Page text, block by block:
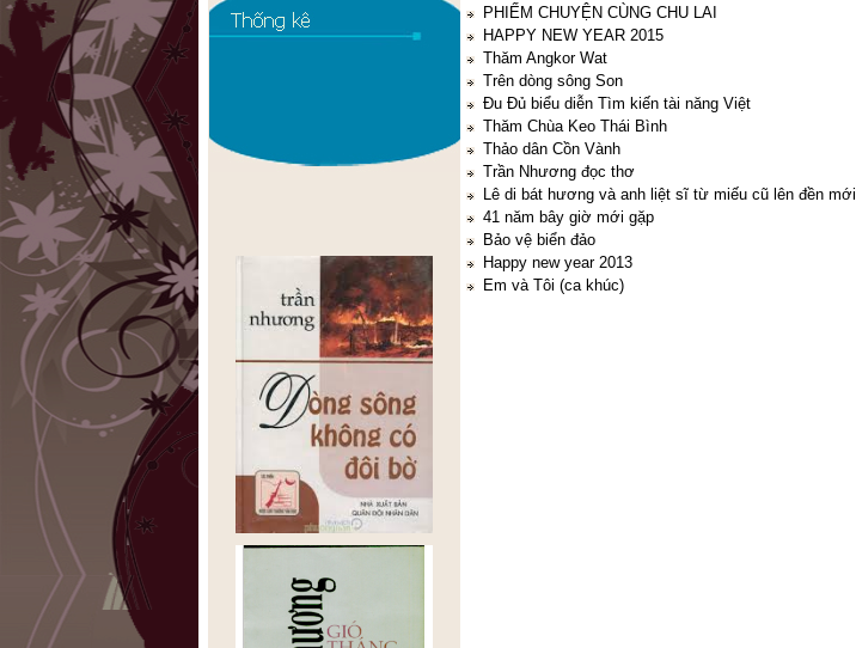
PHIẾM CHUYỆN CÙNG CHU LAI
HAPPY NEW YEAR 2015
Thăm Angkor Wat
Trên dòng sông Son
Đu Đủ biểu diễn Tìm kiến tài năng Việt
Thăm Chùa Keo Thái Bình
Thảo dân Cồn Vành
Trần Nhương đọc thơ
Lê di bát hương và anh liệt sĩ từ miếu cũ lên đền mới
41 năm bây giờ mới gặp
Bảo vệ biển đảo
Happy new year 2013
Em và Tôi (ca khúc)